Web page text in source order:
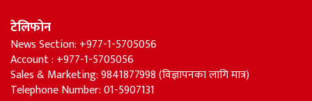
टेलिफोन
News Section: +977-1-5705056
Account : +977-1-5705056
Sales & Marketing: 9841877998 (विज्ञापनका लागि मात्र)
Telephone Number: 01-5907131